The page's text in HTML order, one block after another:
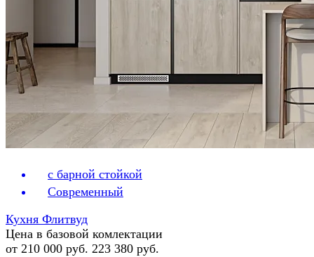
с барной стойкой
Современный
Кухня Флитвуд
Цена в базовой комлектации
от 210 000 руб. 223 380 руб.